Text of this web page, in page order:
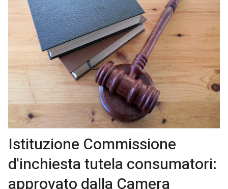
Istituzione Commissione
d'inchiesta tutela consumatori:
approvato dalla Camera